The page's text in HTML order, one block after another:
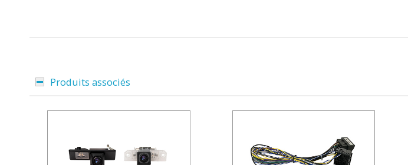
Produits associés